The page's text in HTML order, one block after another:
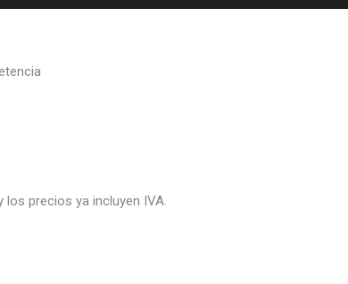
precios ya incluyen IVA.